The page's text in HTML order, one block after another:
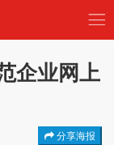
企业网上
分享海报